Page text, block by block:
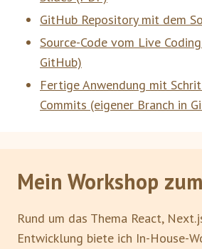
GitHub Repository mit dem
Source-Code vom Live
GitHub)
Fertige Anwendung mit
Commits (eigener Branch in
Mein Workshop
Rund um das Thema React,
Entwicklung biete ich In-House-